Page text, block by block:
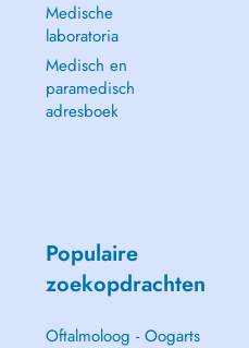
Medische
laboratoria
Medisch en
paramedisch
adresboek
Populaire
zoekopdrachten
Oftalmoloog - Oogarts